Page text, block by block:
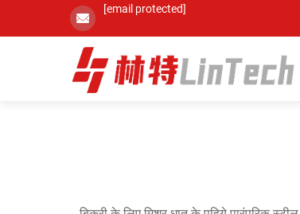
[email protected]